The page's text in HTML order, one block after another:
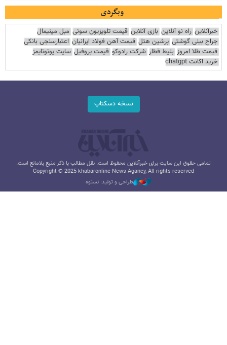
وبگردی
خبرآنلاین راه نو آنلاین بازی آنلاین قیمت تلویزیون سونی مبل مینیمال
جراح بینی گوشتی پرشین هتل قیمت آهن فولاد ایرانیان اعتبارسنجی بانکی
قیمت طلا امروز بلیط قطار شرکت رادوکو قیمت پروفیل سایت یوتوتایمز
خرید اکانت chatgpt
نسخه دسکتاپ
تمامی حقوق این سایت برای خبرآنلاین محفوظ است. نقل مطالب با ذکر منبع بلامانع است.
Copyright © 2025 khabaronline News Agancy, All rights reserved
طراحی و تولید: نستوه